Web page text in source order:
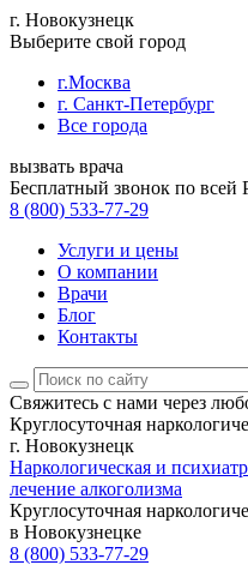
г. Новокузнецк
Выберите свой город
г.Москва
г. Санкт-Петербург
Все города
вызвать врача
Бесплатный звонок по всей
8 (800) 533-77-29
Услуги и цены
О компании
Врачи
Блог
Контакты
Свяжитесь с нами через
Круглосуточная
г. Новокузнецк
Наркологическая и
лечение алкоголизма
Круглосуточная
в Новокузнецке
8 (800) 533-77-29